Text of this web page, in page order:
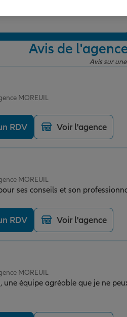
Avis de
Avis sur
MOREUIL
RDV Voir l'agence
MOREUIL
ses conseils et son
RDV Voir l'agence
MOREUIL
une équipe agréable que je ne